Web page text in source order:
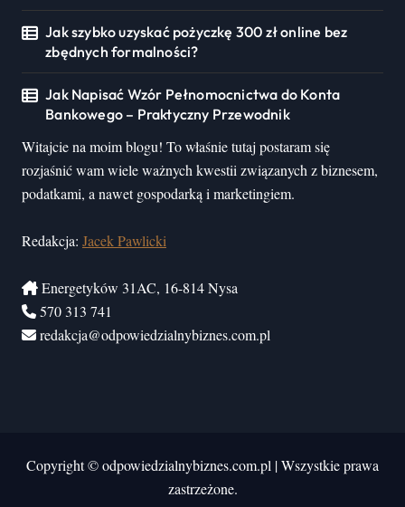
Jak szybko uzyskać pożyczkę 300 zł online bez
zbędnych formalności?
Jak Napisać Wzór Pełnomocnictwa do Konta
Bankowego – Praktyczny Przewodnik
Witajcie na moim blogu! To właśnie tutaj postaram się
rozjaśnić wam wiele ważnych kwestii związanych z biznesem,
podatkami, a nawet gospodarką i marketingiem.
Redakcja: Jacek Pawlicki
Energetyków 31AC, 16-814 Nysa
570 313 741
redakcja@odpowiedzialnybiznes.com.pl
Copyright © odpowiedzialnybiznes.com.pl |Wszystkie prawa
zastrzeżone.